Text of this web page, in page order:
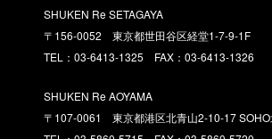
SHUKEN Re SETAGAYA
〒156-0052 東京都世田谷区経堂1-7-9-1F
TEL：03-6413-1325 FAX：03-6413-1326
SHUKEN Re AOYAMA
〒107-0061 東京都港区北青山2-10-17